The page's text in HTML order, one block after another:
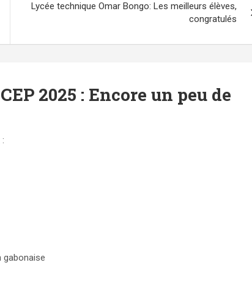
Lycée technique Omar Bongo: Les meilleurs élèves,
congratulés
2025 : Encore un peu de